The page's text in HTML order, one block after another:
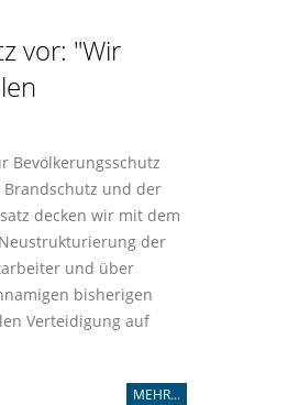
vor: "Wir
Bevölkerungsschutz
Brandschutz und der
decken wir mit dem
der
und über
bisherigen
Verteidigung auf
MEHR...